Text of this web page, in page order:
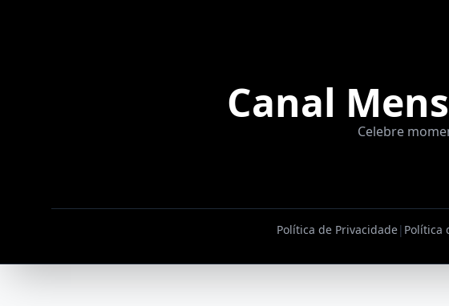
Canal
Celebre
Política de Privacidade| Política